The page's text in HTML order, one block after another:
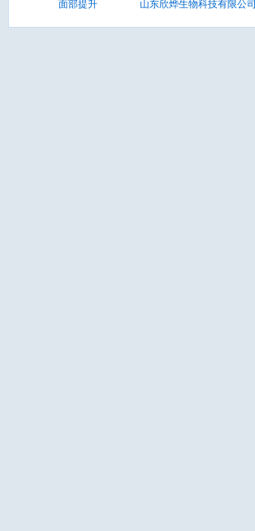
面部提升 山东欣烨生物科技有限公司